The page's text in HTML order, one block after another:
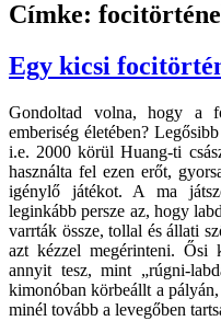
Címke:
Egy kicsi
Gondoltad volna, hogy a
emberiség életében?
i.e. 2000 körül Huang-ti
használta fel ezen erőt,
igénylő játékot. A ma
leginkább persze az, hogy
varrták össze, tollal és állati
azt kézzel megérinteni. Ősi
annyit tesz, mint „rúgni-
kimonóban körbeállt a
minél tovább a levegőben